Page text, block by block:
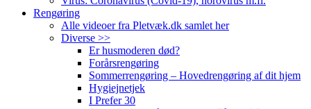
Rengøring
Alle videoer fra Pletvæk.dk samlet her
Diverse >>
Er husmoderen død?
Forårsrengøring
Sommerrengøring – Hovedrengøring af dit hjem
Hygiejnetjek
I Prefer 30